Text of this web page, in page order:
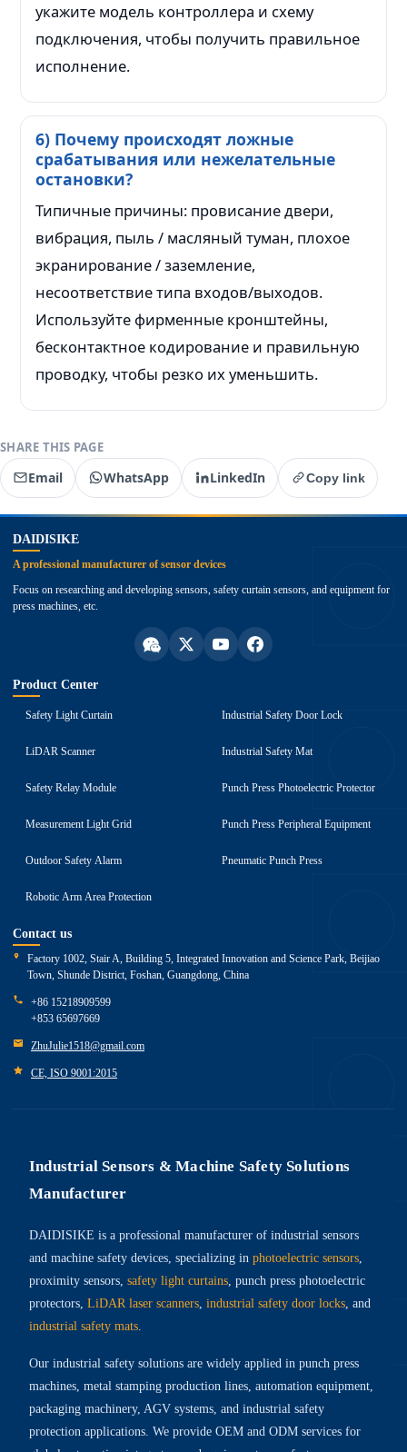
укажите модель контроллера и схему
подключения, чтобы получить правильное
исполнение.
6) Почему происходят ложные
срабатывания или нежелательные
остановки?
Типичные причины: провисание двери,
вибрация, пыль / масляный туман, плохое
экранирование / заземление,
несоответствие типа входов/выходов.
Используйте фирменные кронштейны,
бесконтактное кодирование и правильную
проводку, чтобы резко их уменьшить.
SHARE THIS PAGE
Email WhatsApp LinkedIn Copy link
top
DAIDISIKE
A professional manufacturer of sensor devices
Focus on researching and developing sensors, safety curtain sensors, and equipment for
press machines, etc.
Product Center
Safety Light Curtain
LiDAR Scanner
Safety Relay Module
Measurement Light Grid
Outdoor Safety Alarm
Robotic Arm Area Protection
Industrial Safety Door Lock
Industrial Safety Mat
Punch Press Photoelectric Protector
Punch Press Peripheral Equipment
Pneumatic Punch Press
Contact us
Factory 1002, Stair A, Building 5, Integrated Innovation and Science Park, Beijiao
Town, Shunde District, Foshan, Guangdong, China
+86 15218909599
+853 65697669
ZhuJulie1518@gmail.com
CE, ISO 9001:2015
Industrial Sensors & Machine Safety Solutions
Manufacturer
DAIDISIKE is a professional manufacturer of industrial sensors
and machine safety devices, specializing in photoelectric sensors
proximity sensors, safety light curtains , punch press photoelectric
protectors, LiDAR laser scanners industrial safety door locks , and
industrial safety mats
Our industrial safety solutions are widely applied in punch press
machines, metal stamping production lines, automation equipment,
packaging machinery, AGV systems, and industrial safety
protection applications. We provide OEM and ODM services for